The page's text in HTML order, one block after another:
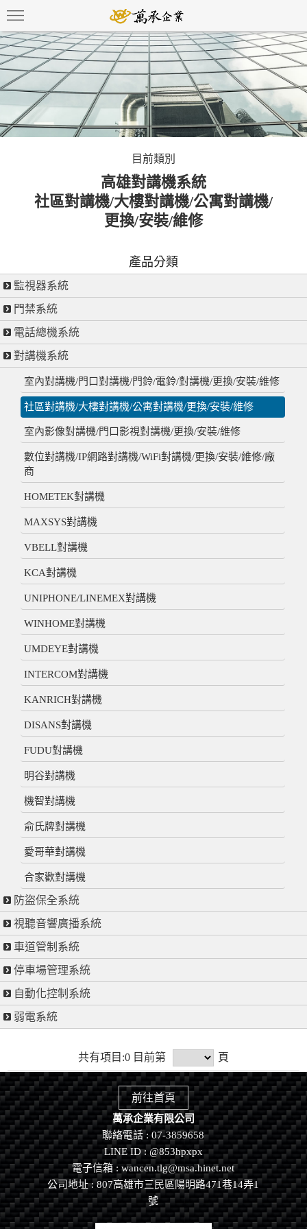
目前類別
高雄對講機系統
社區對講機/大樓對講機/公寓對講機/
更換/安裝/維修
產品分類
監視器系統
門禁系統
電話總機系統
對講機系統
室內對講機/門口對講機/門鈴/電鈴/對講機/更換/安裝/維修
社區對講機/大樓對講機/公寓對講機/更換/安裝/維修
室內影像對講機/門口影視對講機/更換/安裝/維修
數位對講機/IP網路對講機/WiFi對講機/更換/安裝/維修/廠
商
HOMETEK對講機
MAXSYS對講機
VBELL對講機
KCA對講機
UNIPHONE/LINEMEX對講機
WINHOME對講機
UMDEYE對講機
INTERCOM對講機
KANRICH對講機
DISANS對講機
FUDU對講機
明谷對講機
機智對講機
俞氏牌對講機
愛哥華對講機
合家歡對講機
防盜保全系統
視聽音響廣播系統
車道管制系統
停車場管理系統
自動化控制系統
弱電系統
共有項目:0 目前第 頁
前往首頁
萬承企業有限公司
聯絡電話 : 07-3859658
LINE ID :@853hpxpx
電子信箱 : wancen.tlg@msa.hinet.net
公司地址 : 807高雄市三民區陽明路471巷14弄1
號